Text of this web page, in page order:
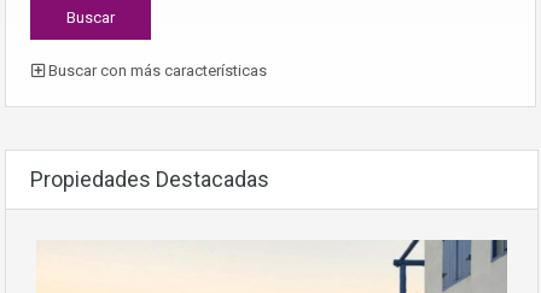
Buscar con más características
Propiedades Destacadas